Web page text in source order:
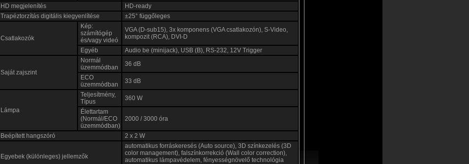
HD megjelenítés
HD-ready
Trapéztorzítás digitális kiegyenlítése
±25° függőleges
Csatlakozók
Kép:
számítógép
és/vagy videó
VGA (D-sub15), 3x komponens (VGA csatlakozón), S-Video,
kompozit (RCA), DVI-D
Egyéb
Audio be (minijack), USB (B), RS-232, 12V Trigger
Saját zajszint
Normál
üzemmódban
36 dB
ECO
üzemmódban
33 dB
Lámpa
Teljesítmény,
Típus
360 W
Élettartam
(Normál/ECO
üzemmódban)
2000 / 3000 óra
Beépített hangszóró 2 x 2 W
Egyebek (különleges) jellemzők
automatikus forráskeresés (Auto source), 3D színkezelés (3D
color management), falszínkorrekció (Wall color correction),
automatikus lámpavédelem, fényességnövelő technológia